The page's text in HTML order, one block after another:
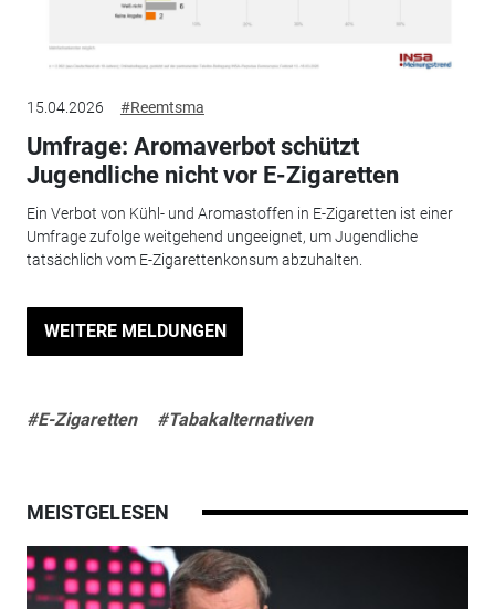
15.04.2026 #Reemtsma
Umfrage: Aromaverbot schützt
Jugendliche nicht vor E-Zigaretten
Ein Verbot von Kühl- und Aromastoffen in E-Zigaretten ist einer
Umfrage zufolge weitgehend ungeeignet, um Jugendliche
tatsächlich vom E-Zigarettenkonsum abzuhalten.
WEITERE MELDUNGEN
#E-Zigaretten #Tabakalternativen
MEISTGELESEN